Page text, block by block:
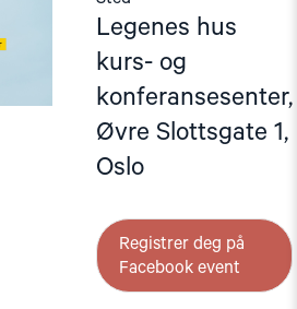
Legenes hus
kurs- og
konferansesenter,
Øvre Slottsgate 1,
Oslo
Registrer deg på
Facebook event